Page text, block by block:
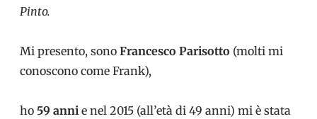
Pinto.
Mi presento, sono Francesco Parisotto (molti mi
conoscono come Frank),
ho 59 anni e nel 2015 (all’età di 49 anni) mi è stata